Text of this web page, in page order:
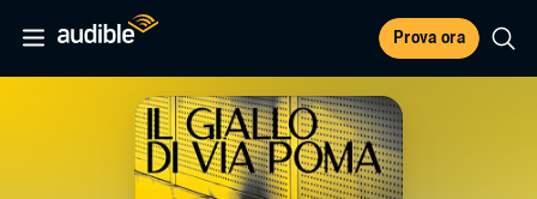
Prova ora